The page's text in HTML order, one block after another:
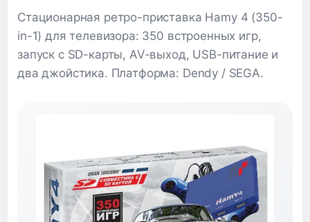
Стационарная ретро-приставка Hamy 4 (350-
in-1) для телевизора: 350 встроенных игр,
запуск с SD-карты, AV-выход, USB-питание и
два джойстика. Платформа: Dendy / SEGA.